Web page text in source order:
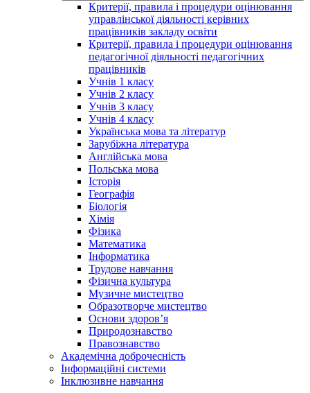
Критерії, правила і процедури оцінювання
управлінської діяльності керівних
працівників закладу освіти
Критерії, правила і процедури оцінювання
педагогічної діяльності педагогічних
працівників
Учнів 1 класу
Учнів 2 класу
Учнів 3 класу
Учнів 4 класу
Українська мова та літератур
Зарубіжна література
Англійська мова
Польська мова
Історія
Географія
Біологія
Хімія
Фізика
Математика
Інформатика
Трудове навчання
Фізична культура
Музичне мистецтво
Образотворче мистецтво
Основи здоров’я
Природознавство
Правознавство
Академічна доброчесність
Інформаційні системи
Інклюзивне навчання